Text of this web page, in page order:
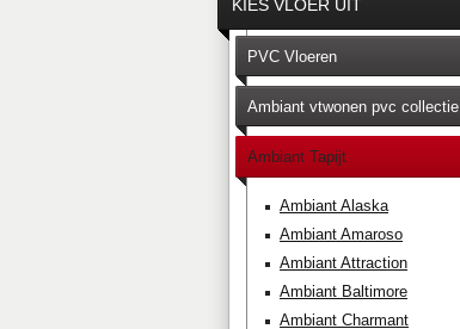
KIES VLOER UIT
PVC Vloeren
Ambiant vtwonen pvc collectie
Ambiant Tapijt
Ambiant Alaska
Ambiant Amaroso
Ambiant Attraction
Ambiant Baltimore
Ambiant Charmant